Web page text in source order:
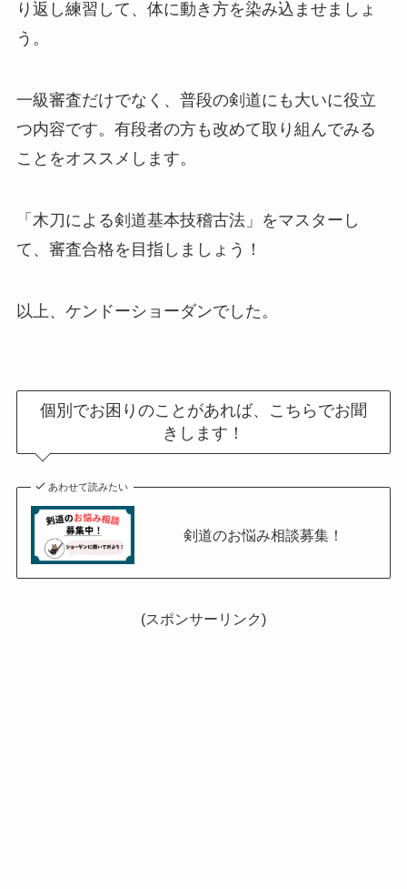
り返し練習して、体に動き方を染み込ませましょ
う。
一級審査だけでなく、普段の剣道にも大いに役立
つ内容です。有段者の方も改めて取り組んでみる
ことをオススメします。
「木刀による剣道基本技稽古法」をマスターし
て、審査合格を目指しましょう！
以上、ケンドーショーダンでした。
個別でお困りのことがあれば、こちらでお聞
きします！
あわせて読みたい
剣道のお悩み相談募集！
(スポンサーリンク)